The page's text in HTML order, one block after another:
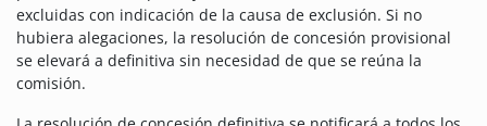
excluidas con indicación de la causa de exclusión. Si no
hubiera alegaciones, la resolución de concesión provisional
se elevará a definitiva sin necesidad de que se reúna la
comisión.